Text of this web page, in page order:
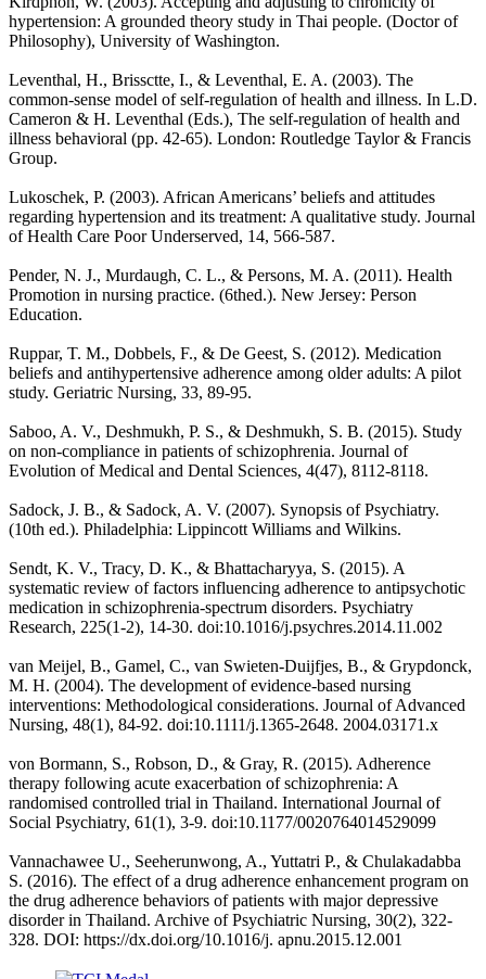
hypertension: A grounded theory study in Thai people. (Doctor of
Philosophy), University of Washington.
Leventhal, H., Brissctte, I., & Leventhal, E. A. (2003). The
common-sense model of self-regulation of health and illness. In L.D.
Cameron & H. Leventhal (Eds.), The self-regulation of health and
illness behavioral (pp. 42-65). London: Routledge Taylor & Francis
Group.
Lukoschek, P. (2003). African Americans’ beliefs and attitudes
regarding hypertension and its treatment: A qualitative study. Journal
of Health Care Poor Underserved, 14, 566-587.
Pender, N. J., Murdaugh, C. L., & Persons, M. A. (2011). Health
Promotion in nursing practice. (6thed.). New Jersey: Person
Education.
Ruppar, T. M., Dobbels, F., & De Geest, S. (2012). Medication
beliefs and antihypertensive adherence among older adults: A pilot
study. Geriatric Nursing, 33, 89-95.
Saboo, A. V., Deshmukh, P. S., & Deshmukh, S. B. (2015). Study
on non-compliance in patients of schizophrenia. Journal of
Evolution of Medical and Dental Sciences, 4(47), 8112-8118.
Sadock, J. B., & Sadock, A. V. (2007). Synopsis of Psychiatry.
(10th ed.). Philadelphia: Lippincott Williams and Wilkins.
Sendt, K. V., Tracy, D. K., & Bhattacharyya, S. (2015). A
systematic review of factors influencing adherence to antipsychotic
medication in schizophrenia-spectrum disorders. Psychiatry
Research, 225(1-2), 14-30. doi:10.1016/j.psychres.2014.11.002
van Meijel, B., Gamel, C., van Swieten-Duijfjes, B., & Grypdonck,
M. H. (2004). The development of evidence-based nursing
interventions: Methodological considerations. Journal of Advanced
Nursing, 48(1), 84-92. doi:10.1111/j.1365-2648. 2004.03171.x
von Bormann, S., Robson, D., & Gray, R. (2015). Adherence
therapy following acute exacerbation of schizophrenia: A
randomised controlled trial in Thailand. International Journal of
Social Psychiatry, 61(1), 3-9. doi:10.1177/0020764014529099
Vannachawee U., Seeherunwong, A., Yuttatri P., & Chulakadabba
S. (2016). The effect of a drug adherence enhancement program on
the drug adherence behaviors of patients with major depressive
disorder in Thailand. Archive of Psychiatric Nursing, 30(2), 322-
328. DOI: https://dx.doi.org/10.1016/j. apnu.2015.12.001